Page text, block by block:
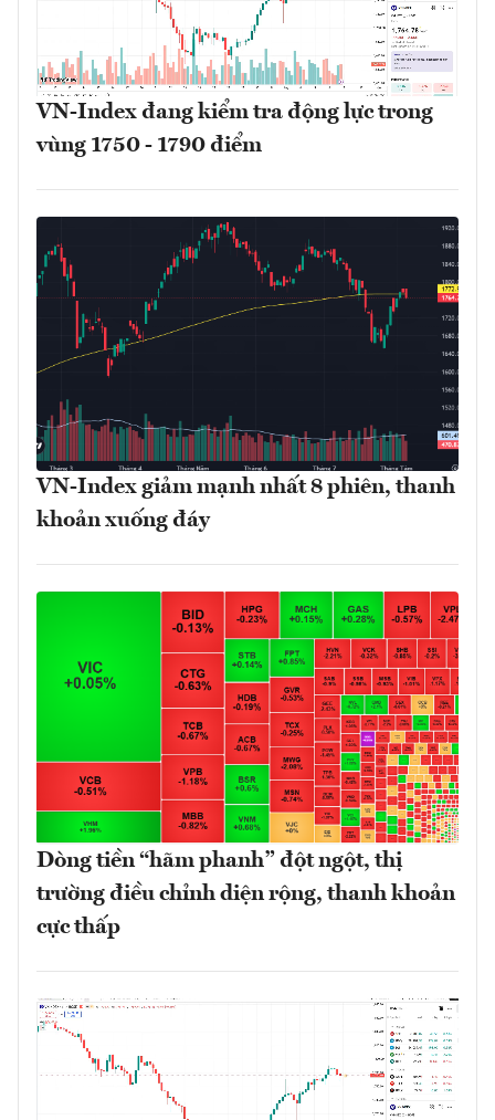
VN-Index đang kiểm tra động lực trong
vùng 1750 - 1790 điểm
VN-Index giảm mạnh nhất 8 phiên, thanh
khoản xuống đáy
Dòng tiền “hãm phanh” đột ngột, thị
trường điều chỉnh diện rộng, thanh khoản
cực thấp